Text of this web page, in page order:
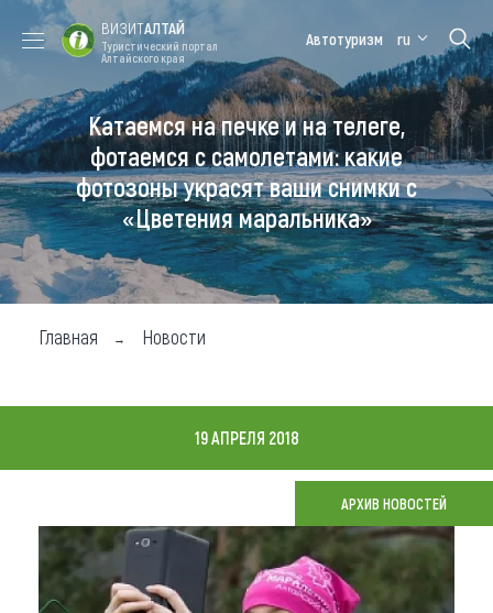
Форум VISIT
ALTAI
Цветение
маральника
Медицинский
форум
Алтайская
зимовка
Туры
Где побывать
Чем заняться
Где остановиться
Что привезти (сувениры)
О регионе
ВИЗИТАЛТАЙ
Туристический портал
Алтайского края
Автотуризм ru
Катаемся на печке и на телеге,
фотаемся с самолетами: какие
фотозоны украсят ваши снимки с
«Цветения маральника»
Главная Новости
19 АПРЕЛЯ 2018
АРХИВ НОВОСТЕЙ